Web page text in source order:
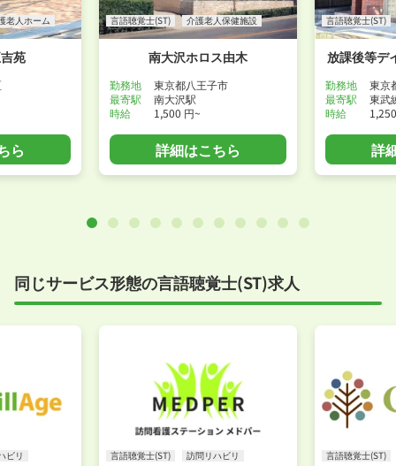
老人ホーム
苑
ら
言語聴覚士(ST) 介護老人保健施設
南大沢ホロス由木
勤務地
東京都八王子市
最寄駅
南大沢駅
時給
1,500 円~
詳細はこちら
言語聴覚士(ST)
放課後等デ
勤務地
東京
最寄駅
東武
時給
詳
同じサービス形態の言語聴覚士(ST)求人
ビリ 言語聴覚士(ST) 訪問リハビリ 言語聴覚士(ST)